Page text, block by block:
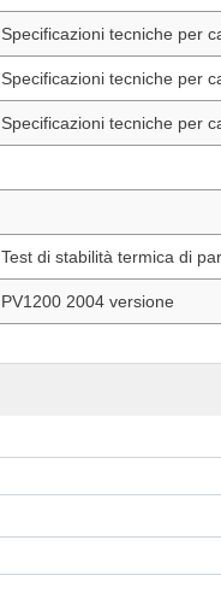
Specificazioni tecniche per
Specificazioni tecniche per
Specificazioni tecniche per
Test di stabilità termica di
PV1200 2004 versione